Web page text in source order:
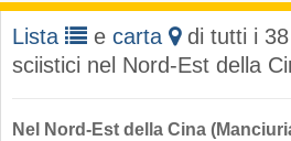
Lista e carta
di tutti i 38
sciistici nel Nord-Est della
Nel Nord-Est della Cina